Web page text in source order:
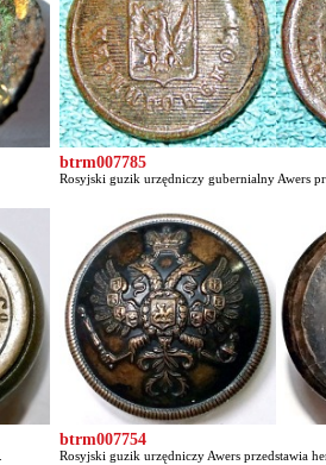
btrm007785
Rosyjski guzik urzędniczy gubernialny Awers
btrm007754
Rosyjski guzik urzędniczy Awers przedstawia